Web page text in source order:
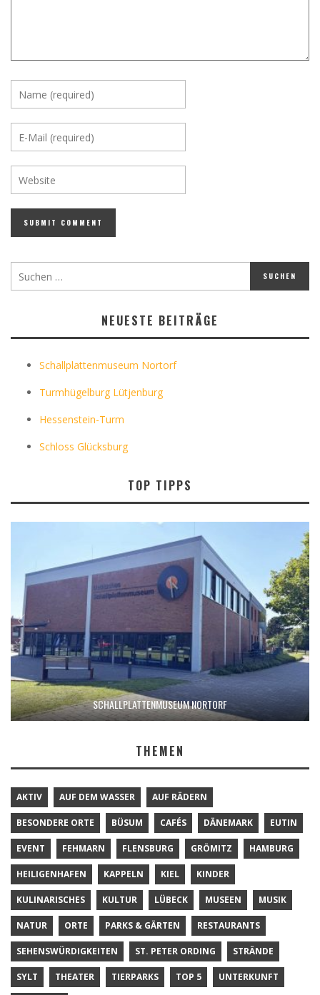
NEUESTE BEITRÄGE
Schallplattenmuseum Nortorf
Turmhügelburg Lütjenburg
Hessenstein-Turm
Schloss Glücksburg
TOP TIPPS
SCHALLPLATTENMUSEUM NORTORF
THEMEN
AKTIV AUF DEM WASSER AUF RÄDERN
BESONDERE ORTE BÜSUM CAFÉS DÄNEMARK EUTIN
EVENT FEHMARN FLENSBURG GRÖMITZ HAMBURG
HEILIGENHAFEN KAPPELN KIEL KINDER
KULINARISCHES KULTUR LÜBECK MUSEEN MUSIK
NATUR ORTE PARKS & GÄRTEN RESTAURANTS
SEHENSWÜRDIGKEITEN ST. PETER ORDING STRÄNDE
SYLT THEATER TIERPARKS TOP 5 UNTERKUNFT